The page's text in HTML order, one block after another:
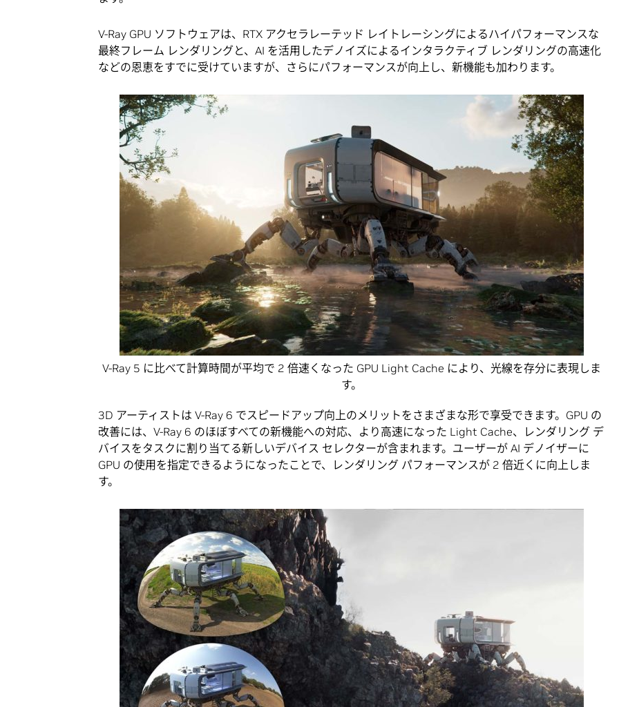
V-Ray GPU ソフトウェアは、RTX アクセラレーテッド レイトレーシングによるハイパフォーマンスな
最終フレーム レンダリングと、AI を活用したデノイズによるインタラクティブ レンダリングの高速化
などの恩恵をすでに受けていますが、さらにパフォーマンスが向上し、新機能も加わります。
V-Ray 5 に比べて計算時間が平均で 2 倍速くなった GPU Light Cache により、光線を存分に表現しま
す。
3D アーティストは V-Ray 6 でスピードアップ向上のメリットをさまざまな形で享受できます。GPU の
改善には、V-Ray 6 のほぼすべての新機能への対応、より高速になった Light Cache、レンダリング デ
バイスをタスクに割り当てる新しいデバイス セレクターが含まれます。ユーザーが AI デノイザーに
GPU の使用を指定できるようになったことで、レンダリング パフォーマンスが 2 倍近くに向上しま
す。